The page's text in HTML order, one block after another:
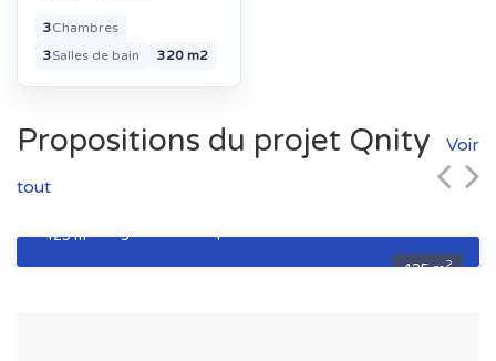
3Chambres
3Salles de bain 320 m2
Propositions du projet Qnity
Voir
tout
425 m2
Villa de trois chambres type D
32 924 000 ฿
425 m
3
4